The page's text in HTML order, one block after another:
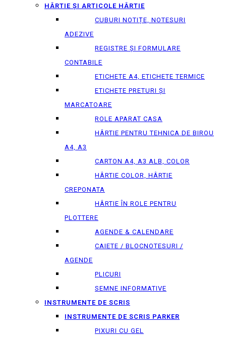
HÂRTIE ȘI ARTICOLE HÂRTIE
CUBURI NOTIȚE, NOTESURI
ADEZIVE
REGISTRE ȘI FORMULARE
CONTABILE
ETICHETE A4, ETICHETE TERMICE
ETICHETE PRETURI ȘI
MARCATOARE
ROLE APARAT CASA
HÂRTIE PENTRU TEHNICA DE BIROU
A4, A3
CARTON A4, A3 ALB, COLOR
HÂRTIE COLOR, HÂRTIE
CREPONATA
HÂRTIE ÎN ROLE PENTRU
PLOTTERE
AGENDE & CALENDARE
CAIETE / BLOCNOTESURI /
AGENDE
PLICURI
SEMNE INFORMATIVE
INSTRUMENTE DE SCRIS
INSTRUMENTE DE SCRIS PARKER
PIXURI CU GEL